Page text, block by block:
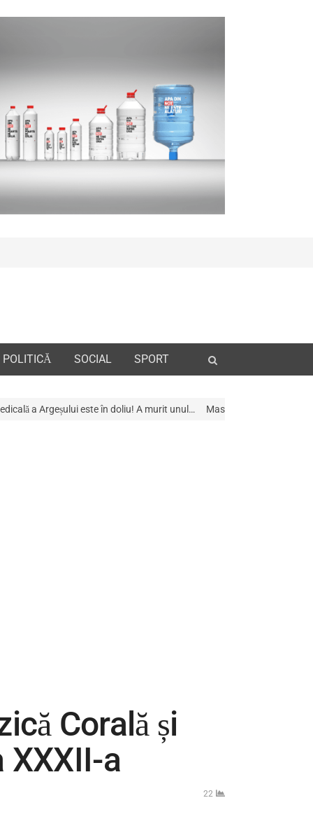
POLITICĂ SOCIAL SPORT
search
în doliu! A murit unul… Mascații au descins la Galeria de Artã din
Corală și
XXXII-a
22